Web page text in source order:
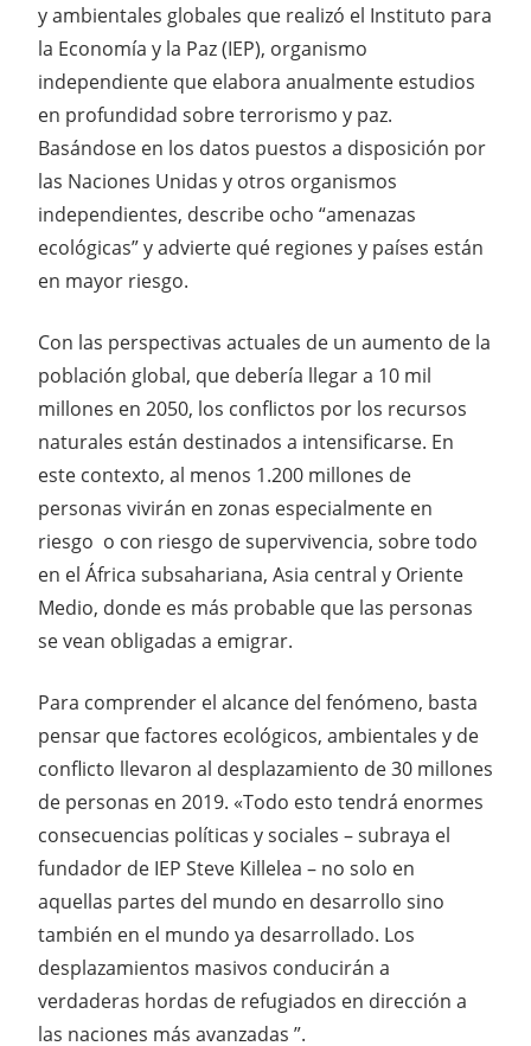
y ambientales globales que realizó el Instituto para
la Economía y la Paz (IEP), organismo
independiente que elabora anualmente estudios
en profundidad sobre terrorismo y paz.
Basándose en los datos puestos a disposición por
las Naciones Unidas y otros organismos
independientes, describe ocho “amenazas
ecológicas” y advierte qué regiones y países están
en mayor riesgo.
Con las perspectivas actuales de un aumento de la
población global, que debería llegar a 10 mil
millones en 2050, los conflictos por los recursos
naturales están destinados a intensificarse. En
este contexto, al menos 1.200 millones de
personas vivirán en zonas especialmente en
riesgo o con riesgo de supervivencia, sobre todo
en el África subsahariana, Asia central y Oriente
Medio, donde es más probable que las personas
se vean obligadas a emigrar.
Para comprender el alcance del fenómeno, basta
pensar que factores ecológicos, ambientales y de
conflicto llevaron al desplazamiento de 30 millones
de personas en 2019. «Todo esto tendrá enormes
consecuencias políticas y sociales – subraya el
fundador de IEP Steve Killelea – no solo en
aquellas partes del mundo en desarrollo sino
también en el mundo ya desarrollado. Los
desplazamientos masivos conducirán a
verdaderas hordas de refugiados en dirección a
las naciones más avanzadas ”.